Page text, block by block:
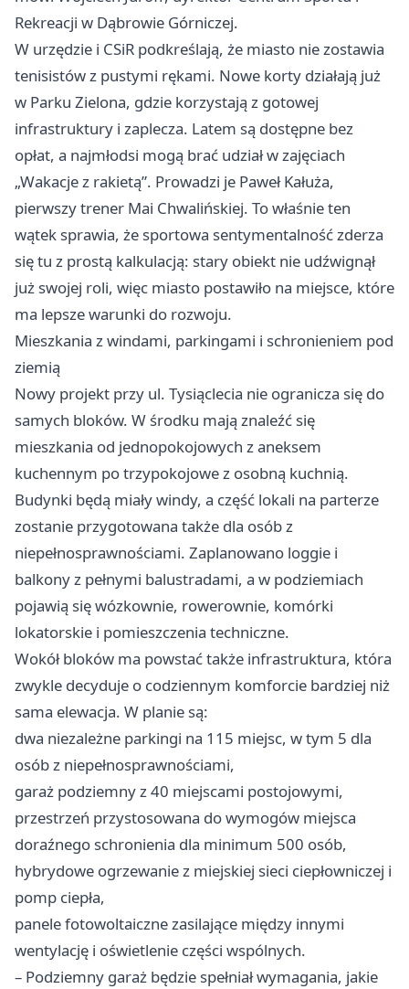
Rekreacji w Dąbrowie Górniczej.
W urzędzie i CSiR podkreślają, że miasto nie zostawia
tenisistów z pustymi rękami. Nowe korty działają już
w Parku Zielona, gdzie korzystają z gotowej
infrastruktury i zaplecza. Latem są dostępne bez
opłat, a najmłodsi mogą brać udział w zajęciach
„Wakacje z rakietą”. Prowadzi je Paweł Kałuża,
pierwszy trener Mai Chwalińskiej. To właśnie ten
wątek sprawia, że sportowa sentymentalność zderza
się tu z prostą kalkulacją: stary obiekt nie udźwignął
już swojej roli, więc miasto postawiło na miejsce, które
ma lepsze warunki do rozwoju.
Mieszkania z windami, parkingami i schronieniem pod
ziemią
Nowy projekt przy ul. Tysiąclecia nie ogranicza się do
samych bloków. W środku mają znaleźć się
mieszkania od jednopokojowych z aneksem
kuchennym po trzypokojowe z osobną kuchnią.
Budynki będą miały windy, a część lokali na parterze
zostanie przygotowana także dla osób z
niepełnosprawnościami. Zaplanowano loggie i
balkony z pełnymi balustradami, a w podziemiach
pojawią się wózkownie, rowerownie, komórki
lokatorskie i pomieszczenia techniczne.
Wokół bloków ma powstać także infrastruktura, która
zwykle decyduje o codziennym komforcie bardziej niż
sama elewacja. W planie są:
dwa niezależne parkingi na 115 miejsc, w tym 5 dla
osób z niepełnosprawnościami,
garaż podziemny z 40 miejscami postojowymi,
przestrzeń przystosowana do wymogów miejsca
doraźnego schronienia dla minimum 500 osób,
hybrydowe ogrzewanie z miejskiej sieci ciepłowniczej i
pomp ciepła,
panele fotowoltaiczne zasilające między innymi
wentylację i oświetlenie części wspólnych.
– Podziemny garaż będzie spełniał wymagania, jakie